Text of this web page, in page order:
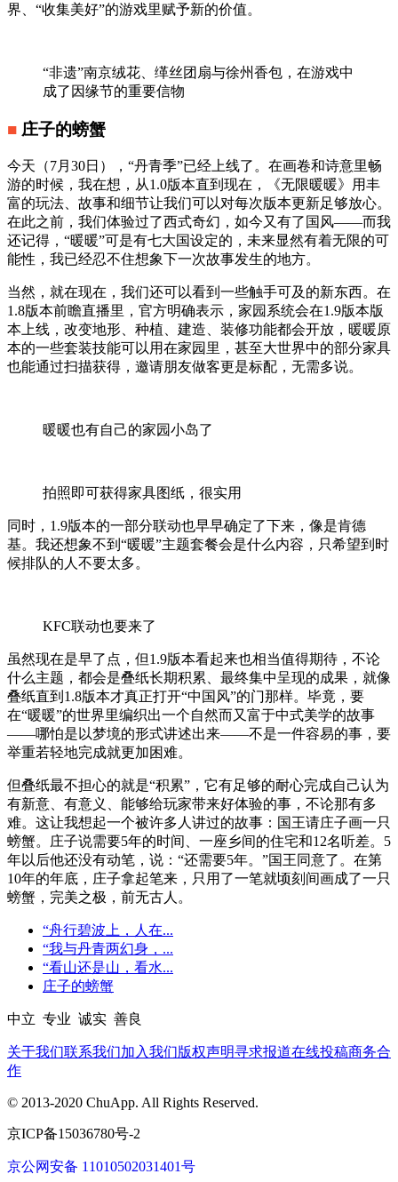
界、“收集美好”的游戏里赋予新的价值。
“非遗”南京绒花、缂丝团扇与徐州香包，在游戏中
成了因缘节的重要信物
■ 庄子的螃蟹
今天（7月30日），“丹青季”已经上线了。在画卷和诗意里畅
游的时候，我在想，从1.0版本直到现在，《无限暖暖》用丰
富的玩法、故事和细节让我们可以对每次版本更新足够放心。
在此之前，我们体验过了西式奇幻，如今又有了国风——而我
还记得，“暖暖”可是有七大国设定的，未来显然有着无限的可
能性，我已经忍不住想象下一次故事发生的地方。
当然，就在现在，我们还可以看到一些触手可及的新东西。在
1.8版本前瞻直播里，官方明确表示，家园系统会在1.9版本版
本上线，改变地形、种植、建造、装修功能都会开放，暖暖原
本的一些套装技能可以用在家园里，甚至大世界中的部分家具
也能通过扫描获得，邀请朋友做客更是标配，无需多说。
暖暖也有自己的家园小岛了
拍照即可获得家具图纸，很实用
同时，1.9版本的一部分联动也早早确定了下来，像是肯德
基。我还想象不到“暖暖”主题套餐会是什么内容，只希望到时
候排队的人不要太多。
KFC联动也要来了
虽然现在是早了点，但1.9版本看起来也相当值得期待，不论
什么主题，都会是叠纸长期积累、最终集中呈现的成果，就像
叠纸直到1.8版本才真正打开“中国风”的门那样。毕竟，要
在“暖暖”的世界里编织出一个自然而又富于中式美学的故事
——哪怕是以梦境的形式讲述出来——不是一件容易的事，要
举重若轻地完成就更加困难。
但叠纸最不担心的就是“积累”，它有足够的耐心完成自己认为
有新意、有意义、能够给玩家带来好体验的事，不论那有多
难。这让我想起一个被许多人讲过的故事：国王请庄子画一只
螃蟹。庄子说需要5年的时间、一座乡间的住宅和12名听差。5
年以后他还没有动笔，说：“还需要5年。”国王同意了。在第
10年的年底，庄子拿起笔来，只用了一笔就顷刻间画成了一只
螃蟹，完美之极，前无古人。
“舟行碧波上，人在...
“我与丹青两幻身，...
“看山还是山，看水...
庄子的螃蟹
中立 专业 诚实 善良
关于我们联系我们加入我们版权声明寻求报道在线投稿商务合
作
© 2013-2020 ChuApp. All Rights Reserved.
京ICP备15036780号-2
京公网安备 11010502031401号